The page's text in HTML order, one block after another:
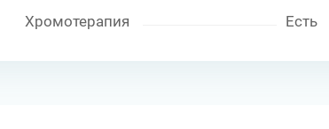
Хромотерапия
Есть